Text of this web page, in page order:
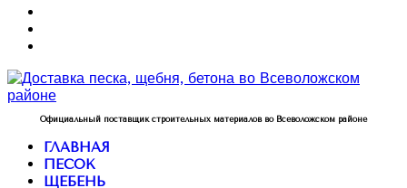
Официальный поставщик строительных материалов во Всеволожском районе
ГЛАВНАЯ
ПЕСОК
ЩЕБЕНЬ